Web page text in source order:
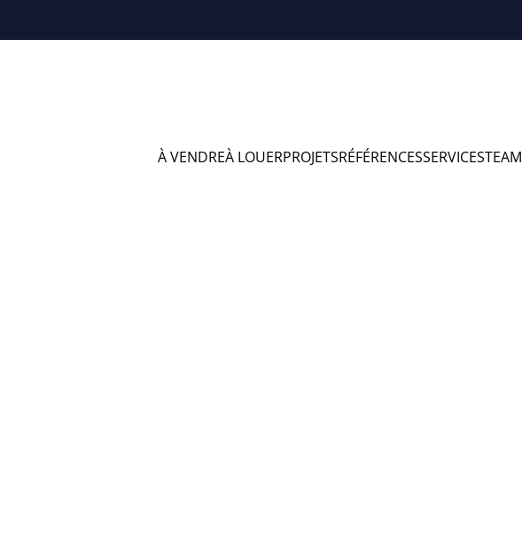
À VENDREÀ LOUERPROJETSRÉFÉRENCESSERVICESTEAM